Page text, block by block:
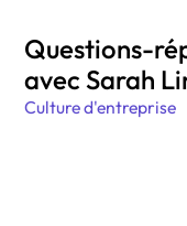
Culture d'entreprise
Questions-
avec Sarah